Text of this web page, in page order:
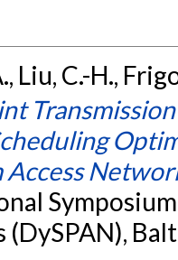
Liu, C.-H.,
Access